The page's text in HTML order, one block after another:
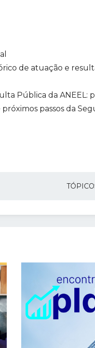
de atuação e
Pública da ANEEL:
passos da